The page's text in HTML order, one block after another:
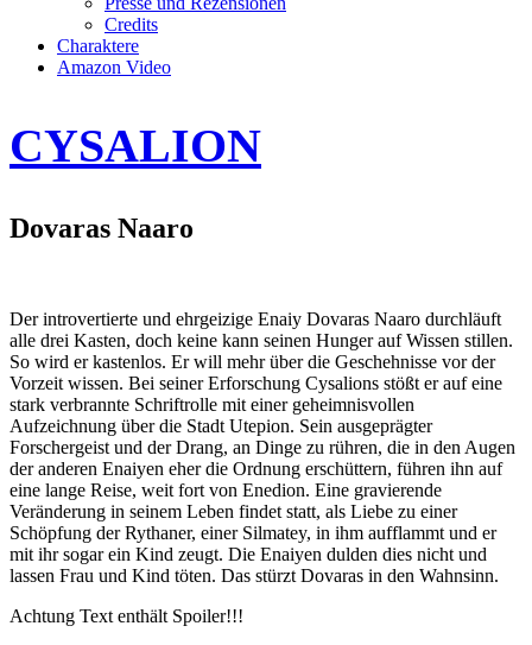
Credits
Charaktere
Amazon Video
CYSALION
Dovaras Naaro
Der introvertierte und ehrgeizige Enaiy Dovaras Naaro durchläuft
alle drei Kasten, doch keine kann seinen Hunger auf Wissen stillen.
So wird er kastenlos. Er will mehr über die Geschehnisse vor der
Vorzeit wissen. Bei seiner Erforschung Cysalions stößt er auf eine
stark verbrannte Schriftrolle mit einer geheimnisvollen
Aufzeichnung über die Stadt Utepion. Sein ausgeprägter
Forschergeist und der Drang, an Dinge zu rühren, die in den Augen
der anderen Enaiyen eher die Ordnung erschüttern, führen ihn auf
eine lange Reise, weit fort von Enedion. Eine gravierende
Veränderung in seinem Leben findet statt, als Liebe zu einer
Schöpfung der Rythaner, einer Silmatey, in ihm aufflammt und er
mit ihr sogar ein Kind zeugt. Die Enaiyen dulden dies nicht und
lassen Frau und Kind töten. Das stürzt Dovaras in den Wahnsinn.
Achtung Text enthält Spoiler!!!